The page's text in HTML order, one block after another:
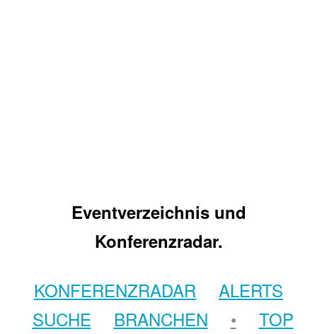
Eventverzeichnis und
Konferenzradar.
KONFERENZRADAR
ALERTS
SUCHE
BRANCHEN •
TOP